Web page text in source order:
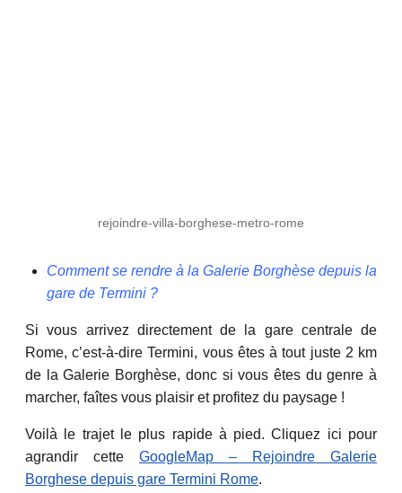
rejoindre-villa-borghese-metro-rome
Comment se rendre à la Galerie Borghèse depuis la
gare de Termini ?
Si vous arrivez directement de la gare centrale de
Rome, c’est-à-dire Termini, vous êtes à tout juste 2 km
de la Galerie Borghèse, donc si vous êtes du genre à
marcher, faîtes vous plaisir et profitez du paysage !
Voilà le trajet le plus rapide à pied. Cliquez ici pour
agrandir cette GoogleMap – Rejoindre Galerie
Borghese depuis gare Termini Rome.